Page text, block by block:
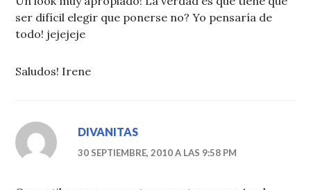
ser difícil elegir que ponerse no? Yo pensaría de
todo! jejejeje
Saludos! Irene
DIVANITAS
30 SEPTIEMBRE, 2010 A LAS 9:58 PM